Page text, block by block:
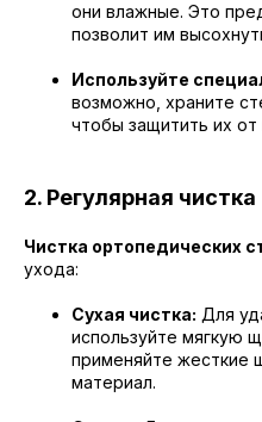
они влажные. Это
позволит им
Используйте
возможно, храните
чтобы защитить их
2. Регулярная чистка
Чистка ортопедических
ухода:
Сухая чистка: Для
используйте мягкую
применяйте жесткие
материал.